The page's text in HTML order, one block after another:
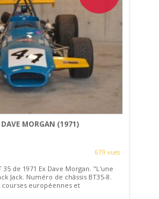
MORGAN (1971)
679 vues
35 de 1971 Ex Dave Morgan. "L'une
Jack. Numéro de châssis BT35-8.
courses européennes et